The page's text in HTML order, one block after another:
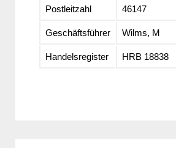
Postleitzahl 46147
Geschäftsführer Wilms, M
Handelsregister HRB 18838